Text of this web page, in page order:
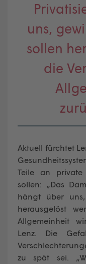
uns,
sollen
die
Aktuell fürchtet
Teile an private
sollen: „Das
hängt über
herausgelöst
Allgemeinheit
Lenz. Die
zu spät sei.